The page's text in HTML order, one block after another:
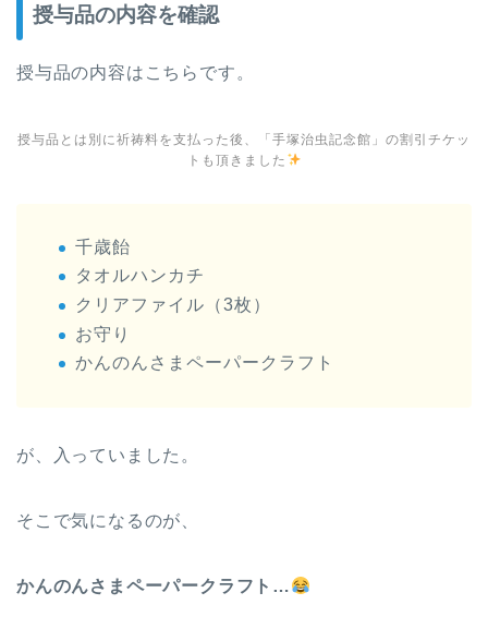
授与品の内容を確認
授与品の内容はこちらです。
授与品とは別に祈祷料を支払った後、「手塚治虫記念館」の割引チケッ
トも頂きました
千歳飴
タオルハンカチ
クリアファイル（3枚）
お守り
かんのんさまペーパークラフト
が、入っていました。
そこで気になるのが、
かんのんさまペーパークラフト…